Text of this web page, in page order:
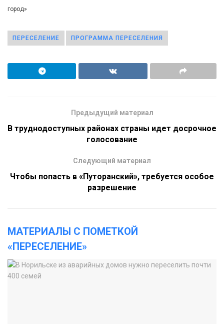
город»
ПЕРЕСЕЛЕНИЕ ПРОГРАММА ПЕРЕСЕЛЕНИЯ
Предыдущий материал
В труднодоступных районах страны идет досрочное
голосование
Следующий материал
Чтобы попасть в «Путоранский», требуется особое
разрешение
МАТЕРИАЛЫ С ПОМЕТКОЙ
«ПЕРЕСЕЛЕНИЕ»